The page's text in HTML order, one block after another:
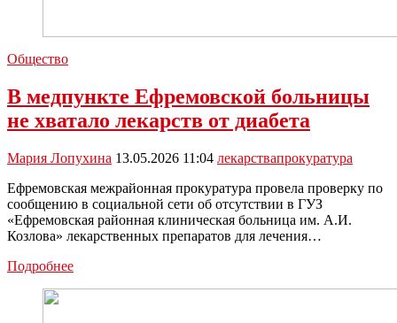
Общество
В медпункте Ефремовской больницы
не хватало лекарств от диабета
Мария Лопухина 13.05.2026 11:04 лекарствапрокуратура
Ефремовская межрайонная прокуратура провела проверку по
сообщению в социальной сети об отсутствии в ГУЗ
«Ефремовская районная клиническая больница им. А.И.
Козлова» лекарственных препаратов для лечения…
ПодробнееВ